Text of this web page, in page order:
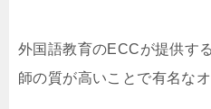
外国語教育のECCが提供す
師の質が高いことで有名な